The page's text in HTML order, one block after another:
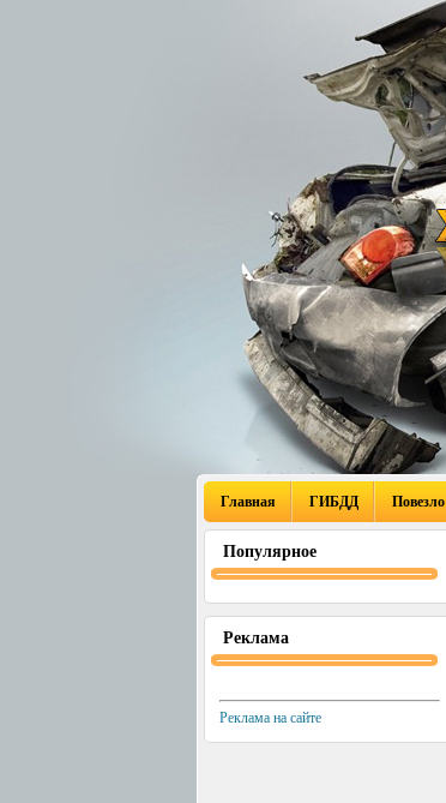
Главная ГИБДД Повезло
Популярное
Реклама
Реклама на сайте